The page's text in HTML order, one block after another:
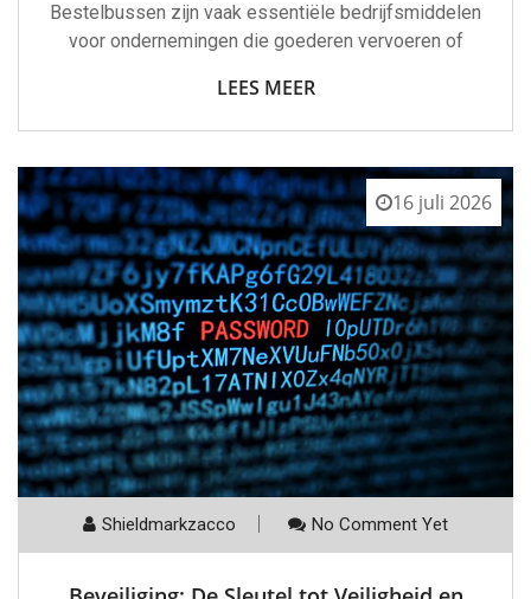
Bestelbussen zijn vaak essentiële bedrijfsmiddelen
voor ondernemingen die goederen vervoeren of
LEES MEER
16 juli 2026
Shieldmarkzacco No Comment Yet